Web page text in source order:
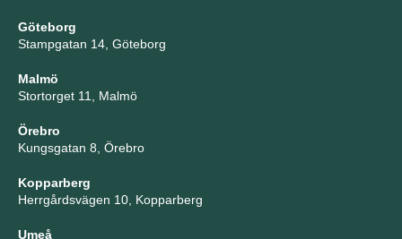
Göteborg
Stampgatan 14, Göteborg
Malmö
Stortorget 11, Malmö
Örebro
Kungsgatan 8, Örebro
Kopparberg
Herrgårdsvägen 10, Kopparberg
Umeå